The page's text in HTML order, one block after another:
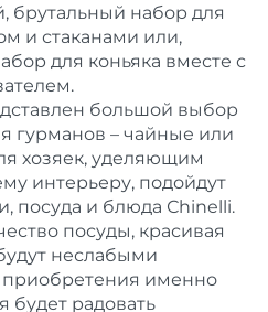
брутальный набор для
и стаканами или,
для коньяка вместе с
большой выбор
гурманов – чайные или
хозяек, уделяющим
интерьеру, подойдут
посуда и блюда Сhinelli.
посуды, красивая
неслабыми
приобретения именно
будет радовать